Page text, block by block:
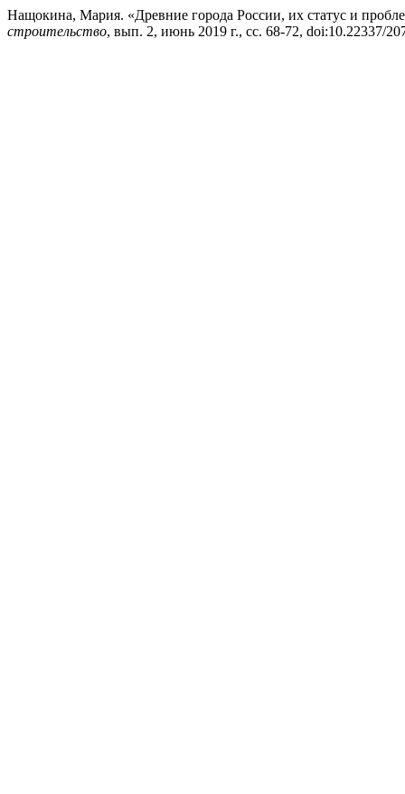
Нащокина, Мария. «Древние города России, их статус и
строительство, вып. 2, июнь 2019 г., сс. 68-72, doi:10.22337/